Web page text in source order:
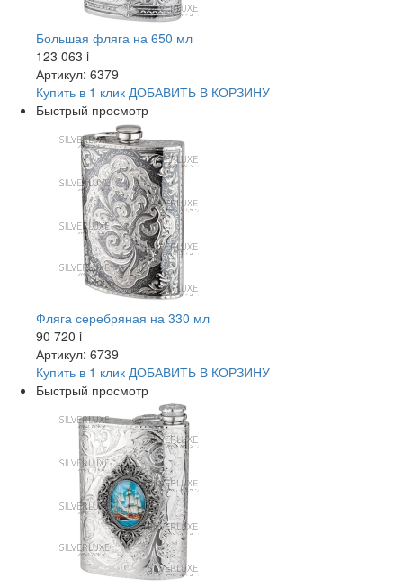
Большая фляга на 650 мл
123 063 i
Артикул: 6379
Купить в 1 клик ДОБАВИТЬ В КОРЗИНУ
Быстрый просмотр
Фляга серебряная на 330 мл
90 720 i
Артикул: 6739
Купить в 1 клик ДОБАВИТЬ В КОРЗИНУ
Быстрый просмотр